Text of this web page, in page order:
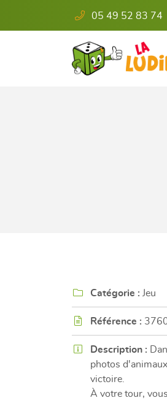
05 49 52 83 74
86000 Poitiers
05 49 52 83 74
le formulaire de désinscription
 Catégorie : Jeu
 Référence :
 Description :
photos
victoire.
À votre tour,